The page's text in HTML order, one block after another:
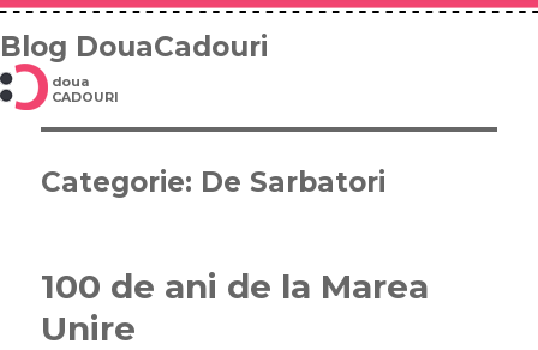
Blog DouaCadouri
doua
CADOURI
Categorie: De Sarbatori
100 de ani de la Marea
Unire